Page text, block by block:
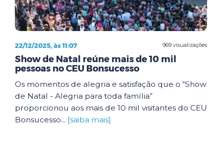
969 visualizações
22/12/2025, às 11:07
Show de Natal reúne mais de 10 mil
pessoas no CEU Bonsucesso
Os momentos de alegria e satisfação que o “Show
de Natal - Alegria para toda família”
proporcionou aos mais de 10 mil visitantes do CEU
Bonsucesso... [saiba mais]